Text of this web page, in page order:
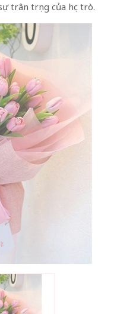
trân trọng của học trò.